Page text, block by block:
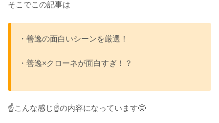
そこでこの記事は
・善逸の面白いシーンを厳選！
・善逸×クローネが面白すぎ！？
☝️こんな感じ☝️の内容になっています🤩